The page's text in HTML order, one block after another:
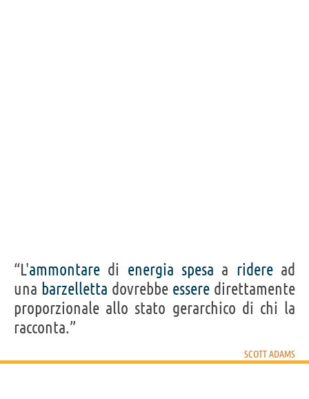
“L'ammontare di energia spesa a rideread
una barzelletta dovrebbe essere direttamente
proporzionale allo stato gerarchico di chi la
racconta.”
SCOTT ADAMS